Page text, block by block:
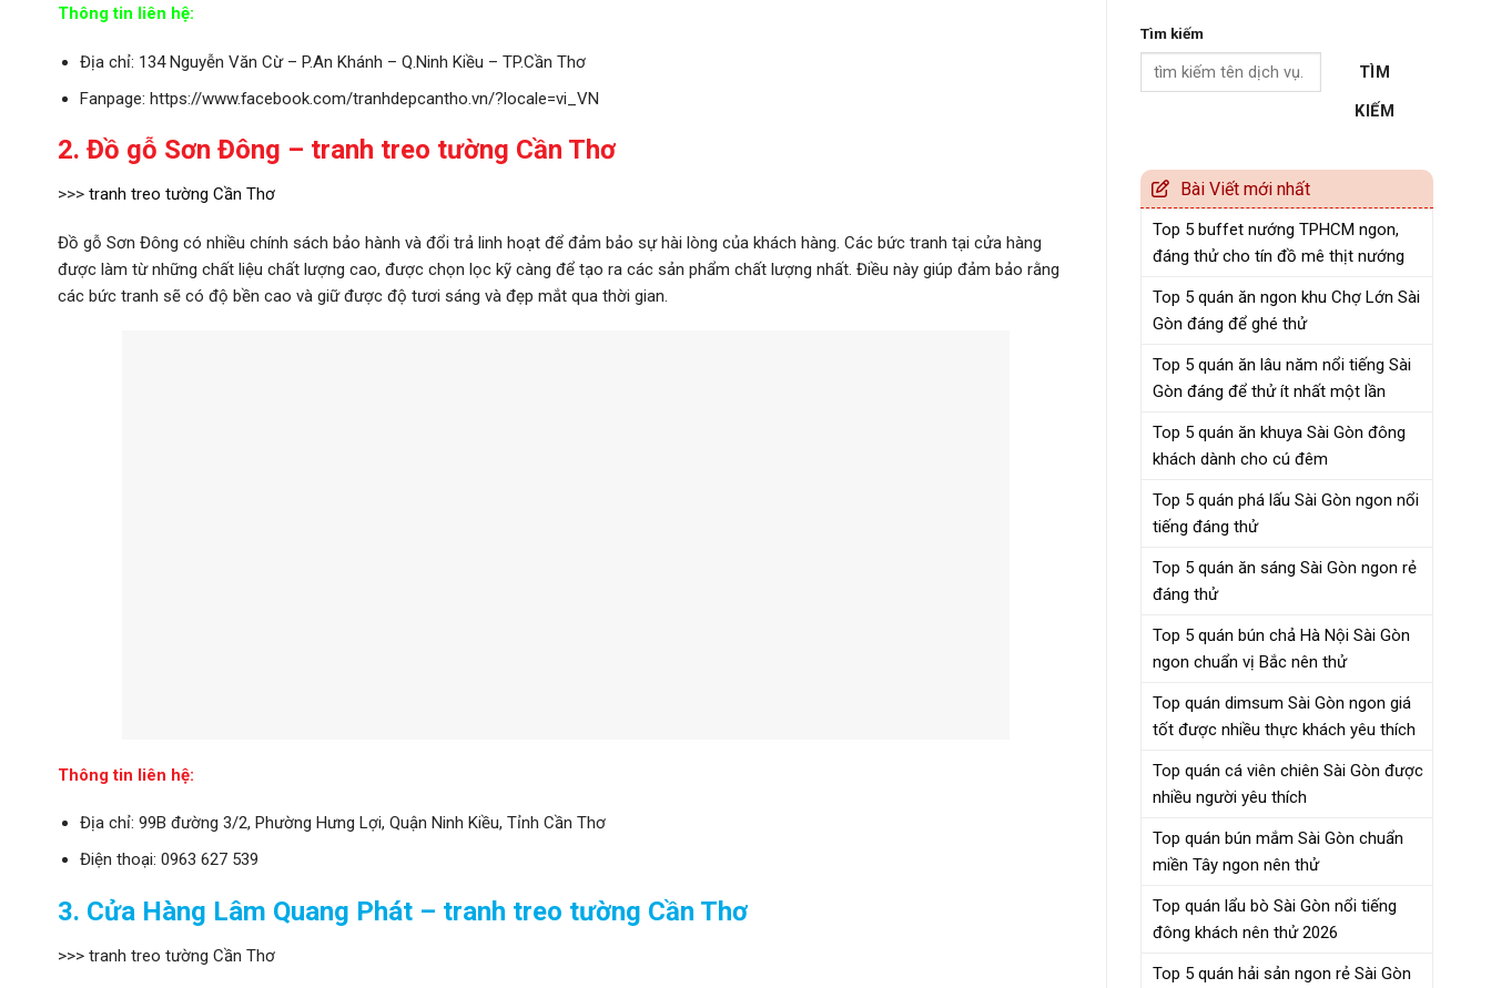
Thông tin liên hệ:
Địa chỉ: 134 Nguyễn Văn Cừ – P.An Khánh – Q.Ninh Kiều – TP.Cần Thơ
Fanpage: https://www.facebook.com/tranhdepcantho.vn/?locale=vi_VN
2. Đồ gỗ Sơn Đông – tranh treo tường Cần Thơ
>>> tranh treo tường Cần Thơ
Đồ gỗ Sơn Đông có nhiều chính sách bảo hành và đổi trả linh hoạt để đảm bảo sự hài lòng của khách hàng. Các bức tranh tại cửa hàng
được làm từ những chất liệu chất lượng cao, được chọn lọc kỹ càng để tạo ra các sản phẩm chất lượng nhất. Điều này giúp đảm bảo rằng
các bức tranh sẽ có độ bền cao và giữ được độ tươi sáng và đẹp mắt qua thời gian.
Thông tin liên hệ:
Địa chỉ: 99B đường 3/2, Phường Hưng Lợi, Quận Ninh Kiều, Tỉnh Cần Thơ
Điện thoại: 0963 627 539
3. Cửa Hàng Lâm Quang Phát – tranh treo tường Cần Thơ
>>> tranh treo tường Cần Thơ
Tìm kiếm
TÌM
KIẾM
Bài Viết mới nhất
Top 5 buffet nướng TPHCM ngon,
đáng thử cho tín đồ mê thịt nướng
Top 5 quán ăn ngon khu Chợ Lớn Sài
Gòn đáng để ghé thử
Top 5 quán ăn lâu năm nổi tiếng Sài
Gòn đáng để thử ít nhất một lần
Top 5 quán ăn khuya Sài Gòn đông
khách dành cho cú đêm
Top 5 quán phá lấu Sài Gòn ngon nổi
tiếng đáng thử
Top 5 quán ăn sáng Sài Gòn ngon rẻ
đáng thử
Top 5 quán bún chả Hà Nội Sài Gòn
ngon chuẩn vị Bắc nên thử
Top quán dimsum Sài Gòn ngon giá
tốt được nhiều thực khách yêu thích
Top quán cá viên chiên Sài Gòn được
nhiều người yêu thích
Top quán bún mắm Sài Gòn chuẩn
miền Tây ngon nên thử
Top quán lẩu bò Sài Gòn nổi tiếng
đông khách nên thử 2026
Top 5 quán hải sản ngon rẻ Sài Gòn